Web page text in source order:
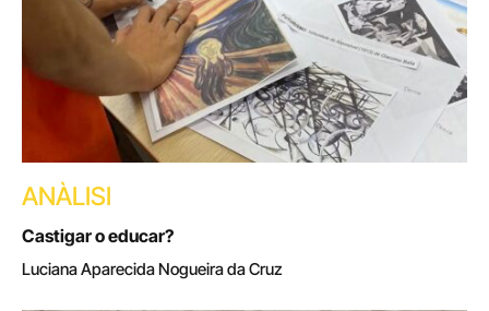
ANÀLISI
Castigar o educar?
Luciana Aparecida Nogueira da Cruz